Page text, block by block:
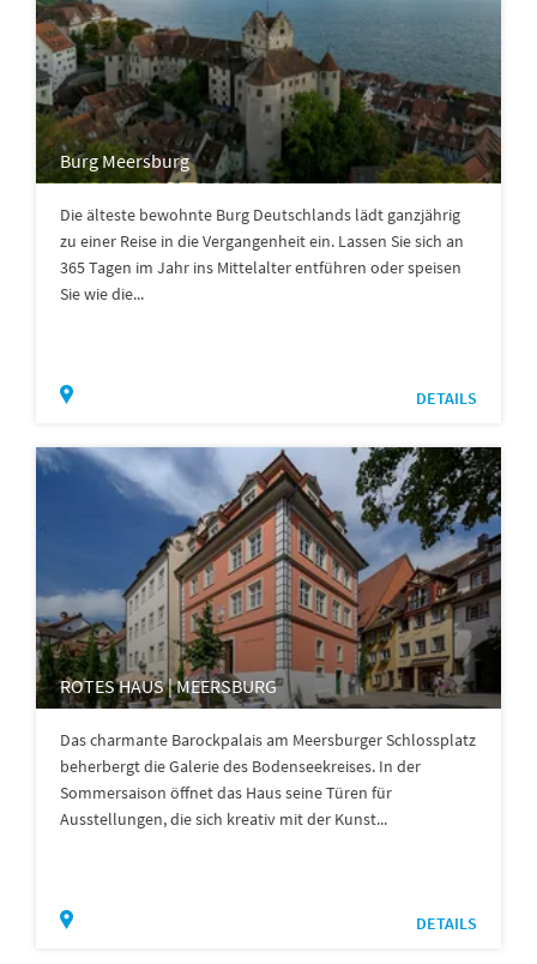
Burg Meersburg
Die älteste bewohnte Burg Deutschlands lädt ganzjährig
zu einer Reise in die Vergangenheit ein. Lassen Sie sich an
365 Tagen im Jahr ins Mittelalter entführen oder speisen
Sie wie die...
DETAILS
ROTES HAUS | MEERSBURG
Das charmante Barockpalais am Meersburger Schlossplatz
beherbergt die Galerie des Bodenseekreises. In der
Sommersaison öffnet das Haus seine Türen für
Ausstellungen, die sich kreativ mit der Kunst...
DETAILS